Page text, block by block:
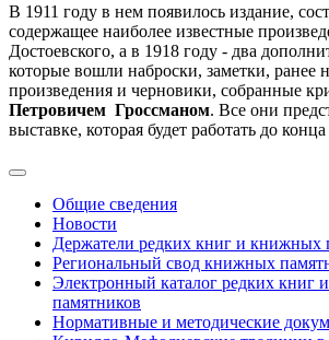
В 1911 году в нем появилось издание,
содержащее наиболее известные
Достоевского, а в 1918 году - два
которые вошли наброски, заметки, ранее
произведения и черновики, собранные
Петровичем Гроссманом. Все они
выставке, которая будет работать до
Общие сведения
Новости
Держатели редких книг и книжных
Региональный свод книжных
Электронный каталог редких книг
памятников
Нормативные и методические